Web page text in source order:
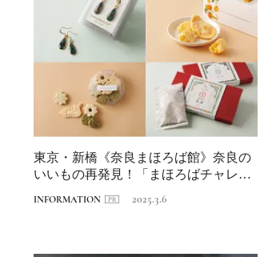
東京・新橋《奈良まほろば館》奈良の
いいもの再発見！「まほろばチャレン
INFORMATION 2025.3.6